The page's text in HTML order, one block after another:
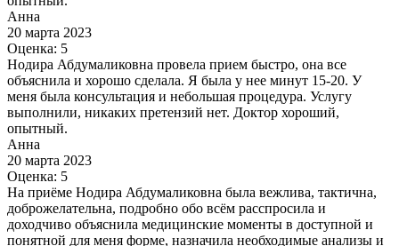
Анна
20 марта 2023
Оценка: 5
Нодира Абдумаликовна провела прием быстро, она все
объяснила и хорошо сделала. Я была у нее минут 15-20. У
меня была консультация и небольшая процедура. Услугу
выполнили, никаких претензий нет. Доктор хороший,
опытный.
Анна
20 марта 2023
Оценка: 5
На приёме Нодира Абдумаликовна была вежлива, тактична,
доброжелательна, подробно обо всём расспросила и
доходчиво объяснила медицинские моменты в доступной и
понятной для меня форме, назначила необходимые анализы и